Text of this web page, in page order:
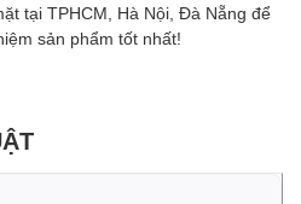
tại TPHCM, Hà Nội, Đà Nẵng để
sản phẩm tốt nhất!